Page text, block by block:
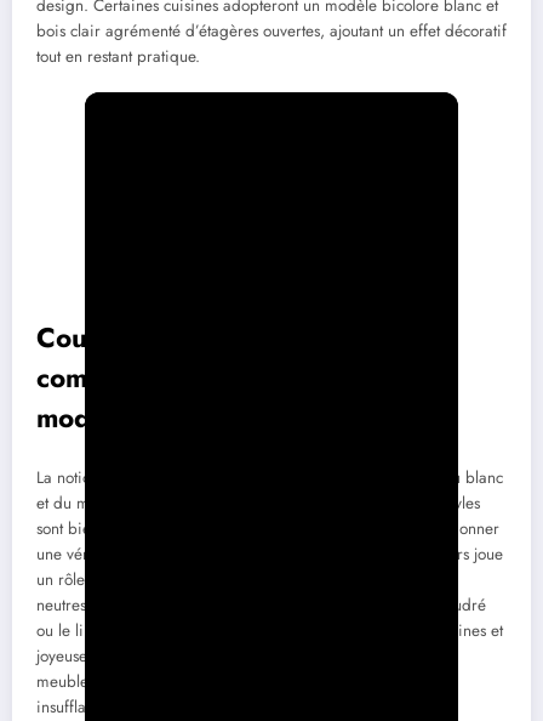
design. Certaines cuisines adopteront un modèle bicolore blanc et
bois clair agrémenté d’étagères ouvertes, ajoutant un effet décoratif
tout en restant pratique.
Couleurs, styles et ambiances :
comment personnaliser sa maison
moderne
La notion de
ne se limite plus à l’austérité du blanc
et du minimalisme. En 2025, la palette chromatique et les styles
sont bien plus variés et audacieux, permettant à chacun de donner
une véritable identité à son intérieur. Le mariage des couleurs joue
un rôle fondamental dans cette démarche. Alors que les tons
neutres restent la base, les couleurs pastel comme le rose poudré
ou le lilas s’invitent pour créer des ambiances douces, féminines et
joyeuses. Ces nuances s’harmonisent parfaitement avec des
meubles aux formes arrondies et des accessoires ludiques,
insufflant une légèreté inattendue dans un intérieur.